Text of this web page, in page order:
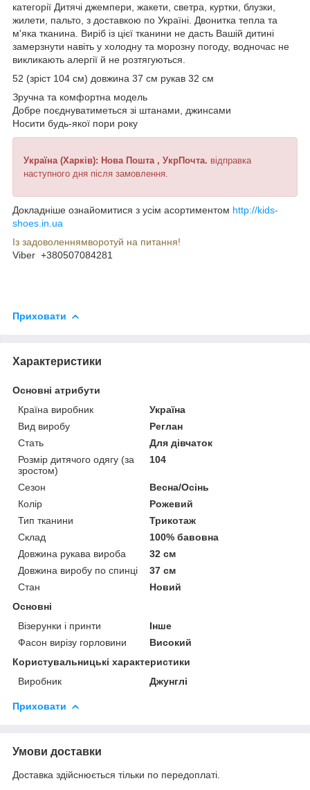
категорії Дитячі джемпери, жакети, светра, куртки, блузки,
жилети, пальто, з доставкою по Україні. Двонитка тепла та
м'яка тканина. Виріб із цієї тканини не дасть Вашій дитині
замерзнути навіть у холодну та морозну погоду, водночас не
викликають алергії й не розтягуються.
52 (зріст 104 см) довжина 37 см рукав 32 см
Зручна та комфортна модель
Добре поєднуватиметься зі штанами, джинсами
Носити будь-якої пори року
Україна (Харків): Нова Пошта , УкрПочта. відправка
наступного дня після замовлення.
Докладніше ознайомитися з усім асортиментом http://kids-
shoes.in.ua
Із задоволеннямворотуй на питання!
Viber +380507084281
Приховати
Характеристики
Основні атрибути
Країна виробник
Україна
Вид виробу
Реглан
Стать
Для дівчаток
Розмір дитячого одягу (за
зростом)
104
Сезон
Весна/Осінь
Колір
Рожевий
Тип тканини
Трикотаж
Склад
100% бавовна
Довжина рукава вироба
32 см
Довжина виробу по спинці
37 см
Стан
Новий
Основні
Візерунки і принти
Інше
Фасон вирізу горловини
Високий
Користувальницькі характеристики
Виробник
Джунглі
Приховати
Умови доставки
Доставка здійснюється тільки по передоплаті.